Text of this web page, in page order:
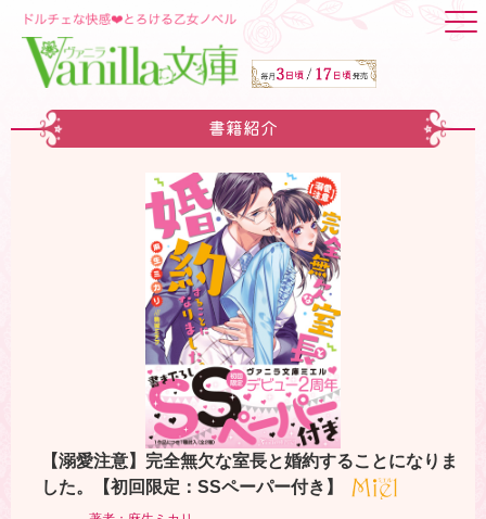
書籍紹介
【溺愛注意】完全無欠な室長と婚約することになりま
した。【初回限定：SSペーパー付き】